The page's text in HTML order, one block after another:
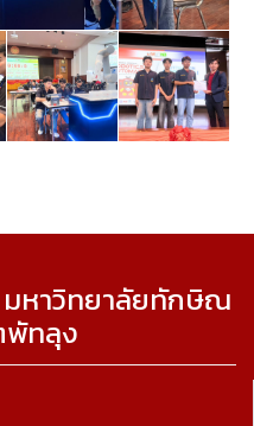
หาวิทยาลัยทักษิณ
พัทลุง